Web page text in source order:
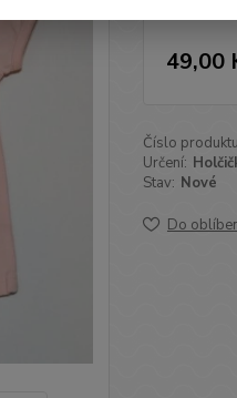
49,00
Číslo
Určení:
Stav: Nové
Do